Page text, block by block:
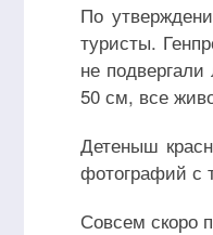
По
туристы.
не
50 см, все
Детеныш
фотографий с
Совсем скоро